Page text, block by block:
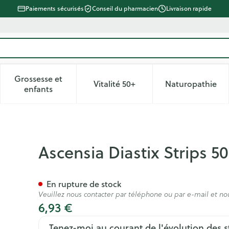
Paiements sécurisés Conseil du pharmacien Livraison rapide
Beauté, soins et hygiène
menu pour la catégorie Régime, alimentation &
Grossesse et
enfantsAfficher le sous-menu pour la catégorie
Vitalité 50+Afficher le sous-menu pour la
Naturopathie
Afficher
Ascensia Diastix Strips
6,93 €
En rupture de stock
Veuillez nous contacter par téléphone ou par e-mail et